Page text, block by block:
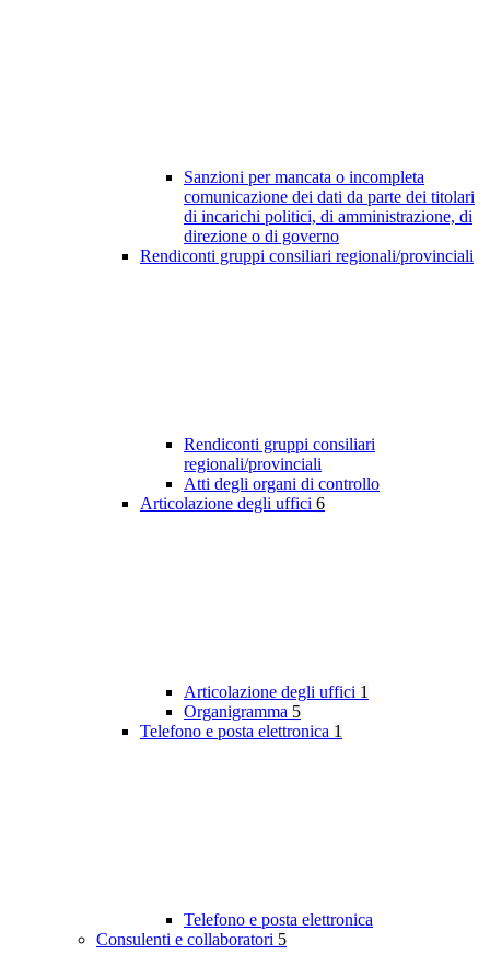
Sanzioni per mancata o incompleta
comunicazione dei dati da parte dei titolari
di incarichi politici, di amministrazione, di
direzione o di governo
Rendiconti gruppi consiliari regionali/provinciali
Rendiconti gruppi consiliari
regionali/provinciali
Atti degli organi di controllo
Articolazione degli uffici 6
Articolazione degli uffici 1
Organigramma 5
Telefono e posta elettronica 1
Telefono e posta elettronica
Consulenti e collaboratori 5